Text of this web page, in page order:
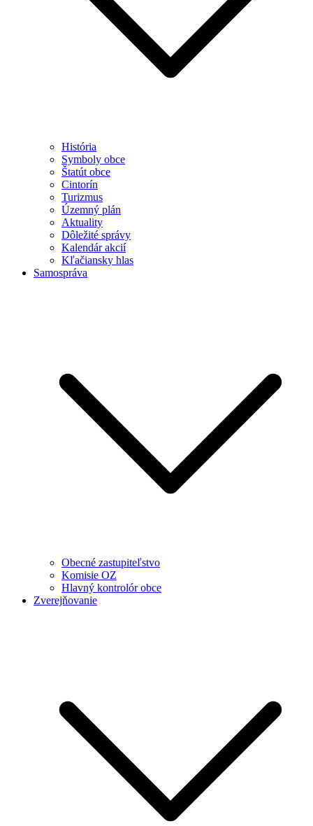
História
Symboly obce
Štatút obce
Cintorín
Turizmus
Územný plán
Aktuality
Dôležité správy
Kalendár akcií
Kľačiansky hlas
Samospráva
Obecné zastupiteľstvo
Komisie OZ
Hlavný kontrolór obce
Zverejňovanie